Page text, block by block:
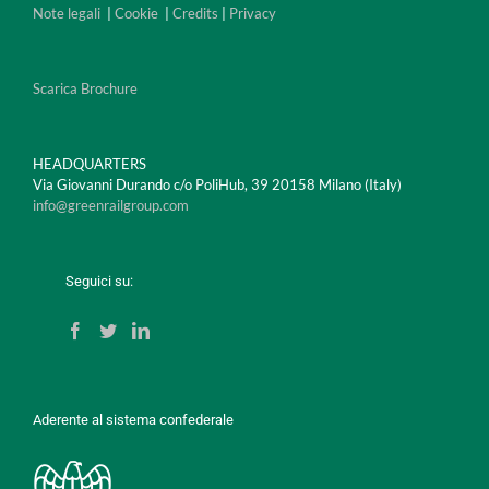
Note legali Cookie Credits Privacy
Scarica Brochure
HEADQUARTERS
Via Giovanni Durando c/o PoliHub, 39 20158 Milano (Italy)
info@greenrailgroup.com
Seguici su:
Aderente al sistema confederale